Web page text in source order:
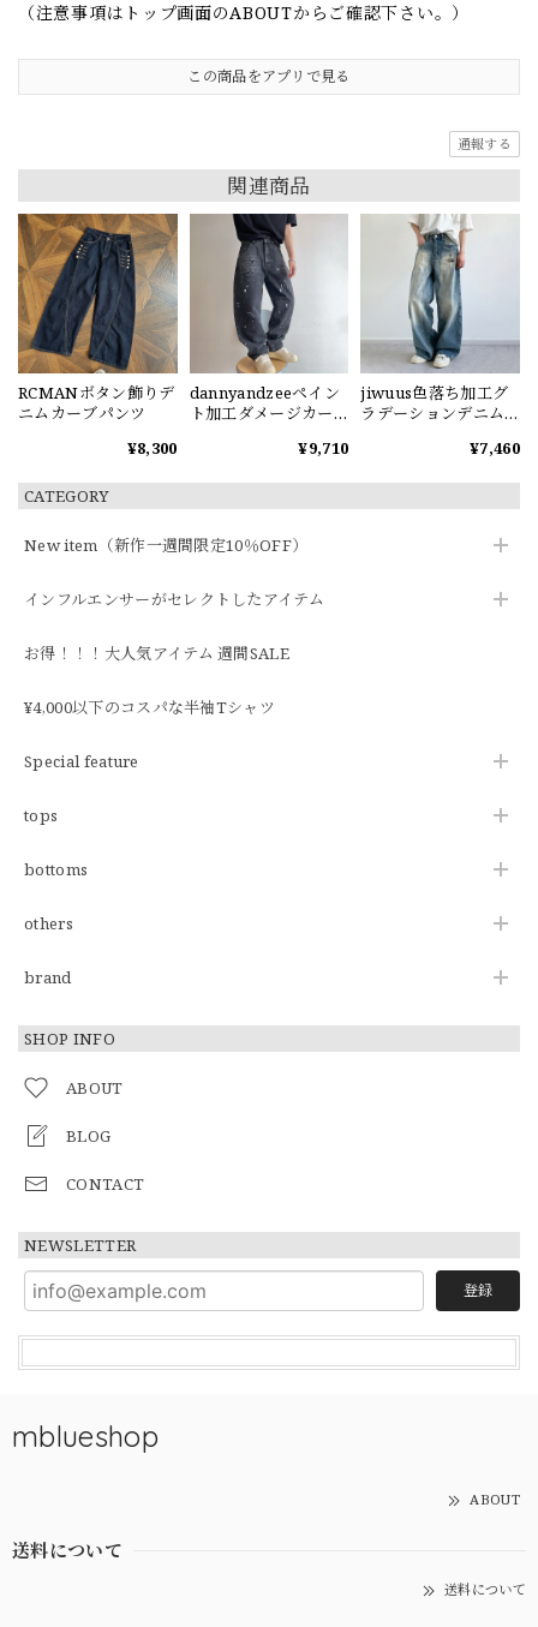
CATEGORY
New item（新作一週間限定10％OFF）
インフルエンサーがセレクトしたアイテム
お得！！！大人気アイテム 週間SALE
¥4,000以下のコスパな半袖Tシャツ
Special feature
tops
bottoms
others
brand
SHOP INFO
ABOUT
BLOG
CONTACT
NEWSLETTER
登録
（注意事項はトップ画面のABOUTからご確認下さい。）
この商品をアプリで見る
通報する
関連商品
RCMANボタン飾りデ
ニムカーブパンツ
¥8,300
dannyandzeeペイン
ト加工ダメージカー
¥9,710
jiwuus色落ち加工グ
ラデーションデニム
¥7,460
mblueshop
ABOUT
送料について
送料について